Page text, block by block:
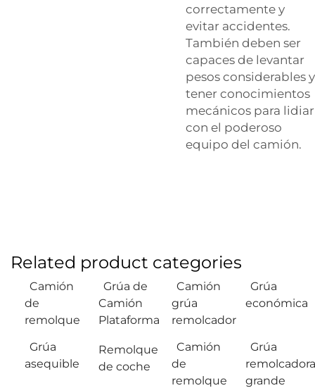
correctamente y
evitar accidentes.
También deben ser
capaces de levantar
pesos considerables y
tener conocimientos
mecánicos para lidiar
con el poderoso
equipo del camión.
Related product categories
Camión
de
remolque
Grúa de
Camión
Plataforma
Camión
grúa
remolcador
Grúa
económica
Grúa
asequible
Remolque
de coche
Camión
de
remolque
Grúa
remolcadora
grande